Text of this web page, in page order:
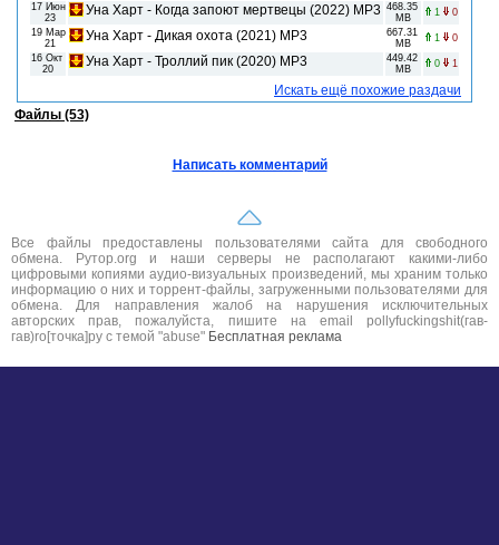
17 Июн
23
Уна Харт - Когда запоют мертвецы (2022) MP3 468.35
MB
1
0
19 Мар
21
Уна Харт - Дикая охота (2021) MP3
667.31
MB
1
0
16 Окт
20
Уна Харт - Троллий пик (2020) MP3
449.42
MB
0 1
Искать ещё похожие раздачи
Файлы (53)
Написать комментарий
Все файлы предоставлены пользователями сайта для свободного
обмена. Рутор.org и наши серверы не располагают какими-либо
цифровыми копиями аудио-визуальных произведений, мы храним только
информацию о них и торрент-файлы, загруженными пользователями для
обмена. Для направления жалоб на нарушения исключительных
авторских прав, пожалуйста, пишите на email pollyfuckingshit(гав-
гав)ro[точка]ру с темой "abuse" Бесплатная реклама